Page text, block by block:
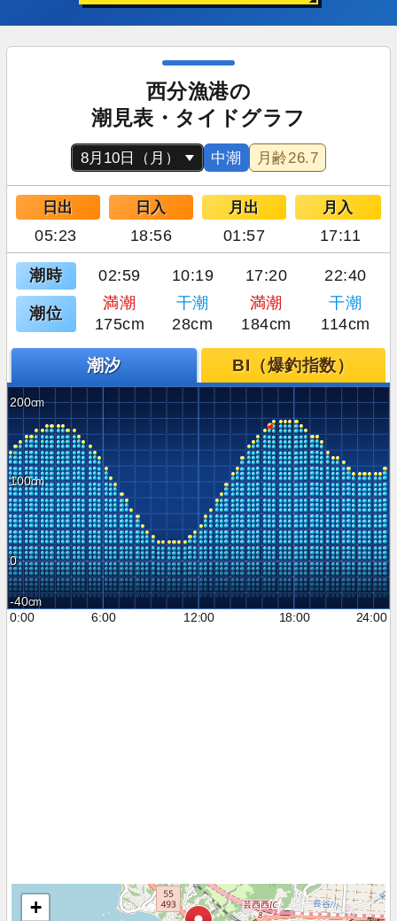
西分漁港の
潮見表・タイドグラフ
中潮 月齢26.7
日出 日入 月出 月入
05:23 18:56 01:57 17:11
潮時 02:59 10:19 17:20 22:40
潮位
満潮 干潮 満潮
干潮
175cm
28cm 184cm 114cm
潮汐 BI（爆釣指数）
200
100
0
-40
0:00
6:00 12:00 18:00 24:00
+